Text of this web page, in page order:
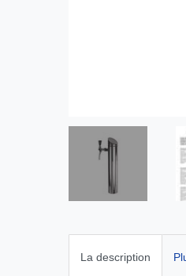
La description